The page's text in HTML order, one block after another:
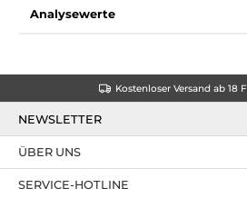
Analysewerte
Kostenloser Versand ab 18
NEWSLETTER
SERVICE-HOTLINE
ÜBER UNS